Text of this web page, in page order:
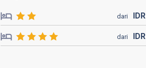
dari
dari IDR